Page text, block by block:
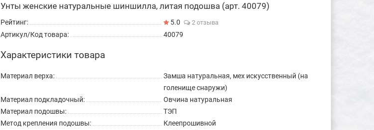
Унты женские натуральные шиншилла, литая подошва (арт. 40079)
Рейтинг: 5.0 2 отзыва
Артикул/Код товара: 40079
Характеристики товара
Материал верха:
Замша натуральная, мех искусственный (на
голенище снаружи)
Материал подкладочный:
Овчина натуральная
Материал подошвы:
ТЭП
Метод крепления подошвы:
Клеепрошивной